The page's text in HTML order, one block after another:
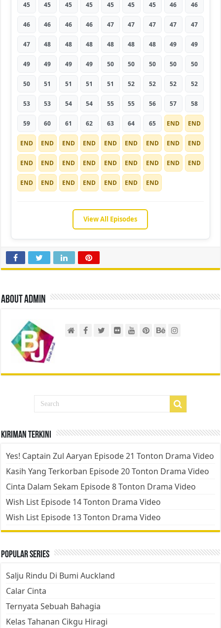
45 45 45 45 45 45 45 46 46
46 46 46 46 47 47 47 47 47
47 48 48 48 48 48 48 49 49
49 49 49 49 50 50 50 50 50
50 51 51 51 51 52 52 52 52
53 53 54 54 55 55 56 57 58
59 60 61 62 63 64 65 END END
END END END END END END END END END
END END END END END END END END END
END END END END END END END
View All Episodes
About admin
Kiriman Terkini
Yes! Captain Zul Aaryan Episode 21 Tonton Drama Video
Kasih Yang Terkorban Episode 20 Tonton Drama Video
Cinta Dalam Sekam Episode 8 Tonton Drama Video
Wish List Episode 14 Tonton Drama Video
Wish List Episode 13 Tonton Drama Video
Popular Series
Salju Rindu Di Bumi Auckland
Calar Cinta
Ternyata Sebuah Bahagia
Kelas Tahanan Cikgu Hiragi